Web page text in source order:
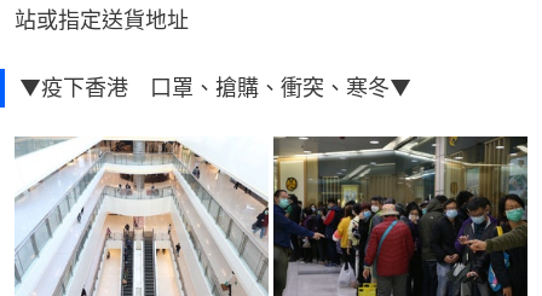
站或指定送貨地址
▼疫下香港 口罩、搶購、衝突、寒冬▼